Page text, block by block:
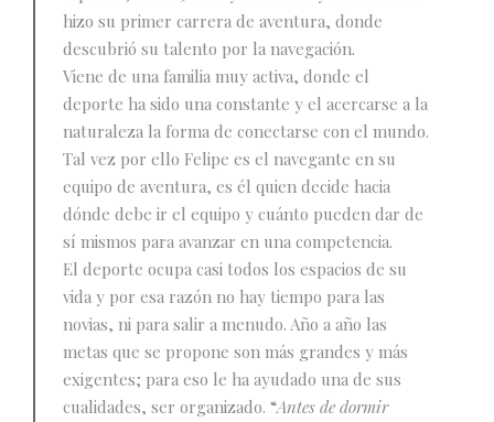
hizo su primer carrera de aventura, donde
descubrió su talento por la navegación.
Viene de una familia muy activa, donde el
deporte ha sido una constante y el acercarse a la
naturaleza la forma de conectarse con el mundo.
Tal vez por ello Felipe es el navegante en su
equipo de aventura, es él quien decide hacia
dónde debe ir el equipo y cuánto pueden dar de
sí mismos para avanzar en una competencia.
El deporte ocupa casi todos los espacios de su
vida y por esa razón no hay tiempo para las
novias, ni para salir a menudo. Año a año las
metas que se propone son más grandes y más
exigentes; para eso le ha ayudado una de sus
cualidades, ser organizado. “Antes de dormir